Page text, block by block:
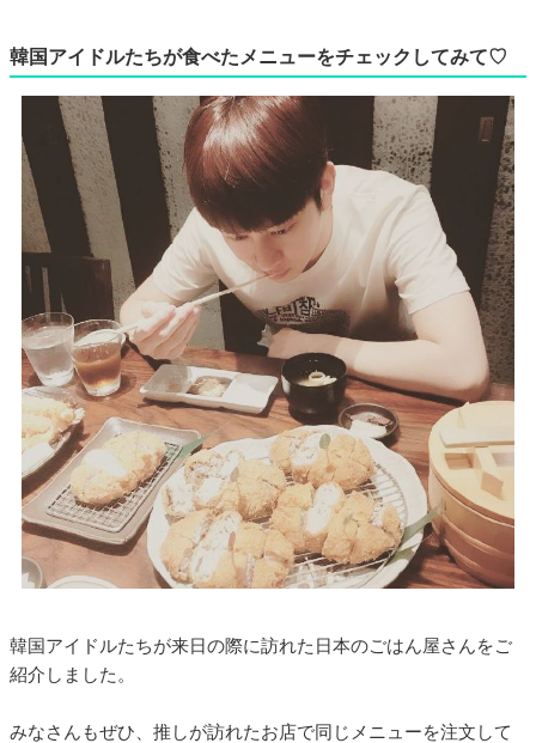
韓国アイドルたちが食べたメニューをチェックしてみて♡
韓国アイドルたちが来日の際に訪れた日本のごはん屋さんをご
紹介しました。
みなさんもぜひ、推しが訪れたお店で同じメニューを注文して